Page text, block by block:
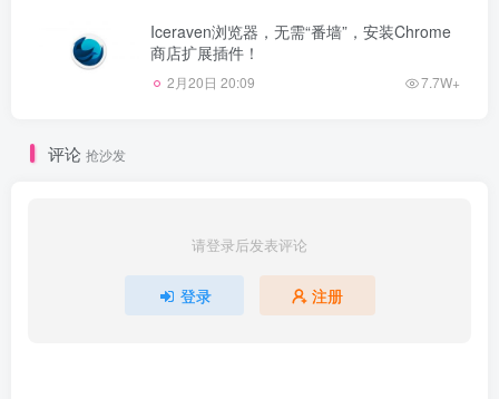
Iceraven浏览器，无需“番墙”，安装Chrome
商店扩展插件！
2月20日 20:09 7.7W+
评论 抢沙发
请登录后发表评论
登录 注册